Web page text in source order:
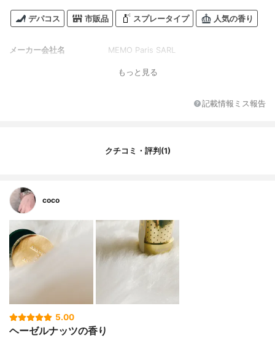
デパコス 市販品 スプレータイプ 人気の香り
メーカー会社名 MEMO Paris SARL
もっと見る
記載情報ミス報告
クチコミ・評判(1)
coco
5.00
ヘーゼルナッツの香り